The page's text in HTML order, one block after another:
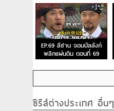
EP.69 ลีซาน จอมบัลลังก์
พลิกแผ่นดิน ตอนที่ 69
ซีรีส์ต่างประเทศ อื่นๆ